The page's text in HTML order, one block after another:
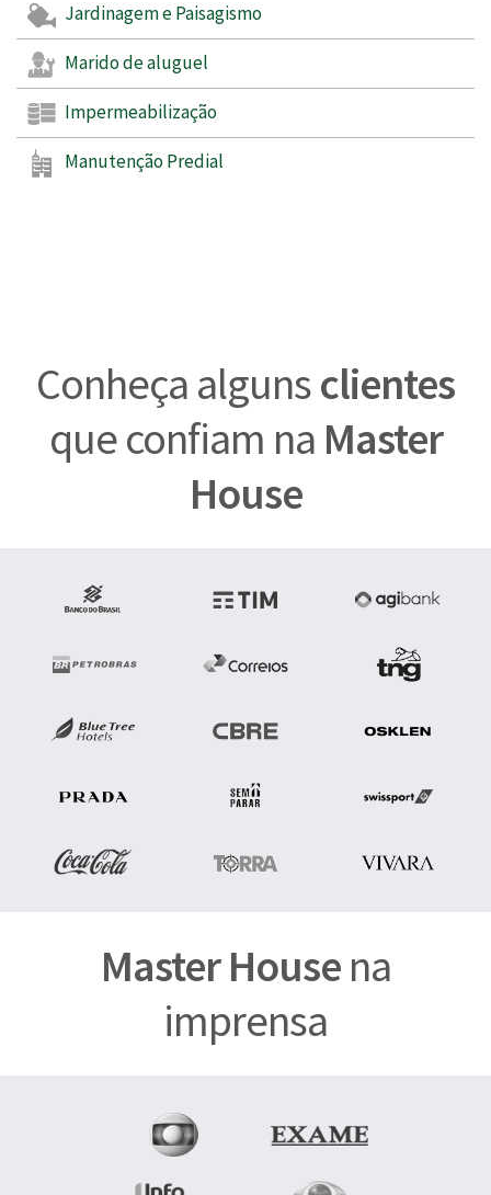
Jardinagem e Paisagismo
Marido de aluguel
Impermeabilização
Manutenção Predial
Conheça algunsclientes
que confiam na Master
House
Master Housena
imprensa